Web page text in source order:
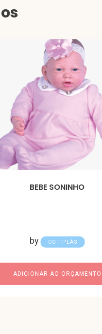
BEBE SONINHO
by COTIPLÁS
ADICIONAR AO ORÇAMENTO